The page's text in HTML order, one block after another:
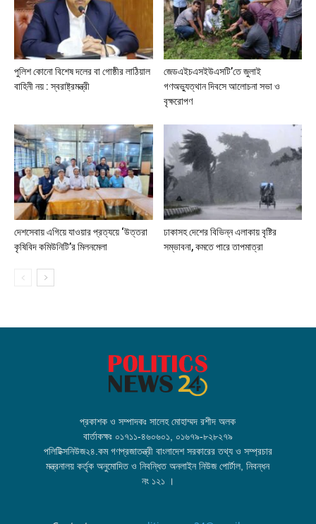
পুলিশ কোনো বিশেষ দলের বা গোষ্ঠীর লাঠিয়াল
বাহিনী নয় : স্বরাষ্ট্রমন্ত্রী
জেডএইচএসইউএসটি’তে জুলাই
গণঅভ্যুত্থান দিবসে আলোচনা সভা ও
বৃক্ষরোপণ
দেশসেবায় এগিয়ে যাওয়ার প্রত্যয়ে ‘উত্তরা
কৃষিবিদ কমিউনিটি’র মিলনমেলা
ঢাকাসহ দেশের বিভিন্ন এলাকায় বৃষ্টির
সম্ভাবনা, কমতে পারে তাপমাত্রা
প্রকাশক ও সম্পাদকঃ সালেহ মোহাম্মদ রশীদ অলক
বার্তাকক্ষঃ ০১৭১১-৪৬০৬০১, ০১৬৭৯-৮২৮২৭৯
পলিটিক্সনিউজ২৪.কম গণপ্রজাতন্ত্রী বাংলাদেশ সরকারের তথ্য ও সম্প্রচার
মন্ত্রনালয় কর্তৃক অনুমোদিত ও নিবন্ধিত অনলাইন নিউজ পোর্টাল, নিবন্ধন
নং ১২১ ।